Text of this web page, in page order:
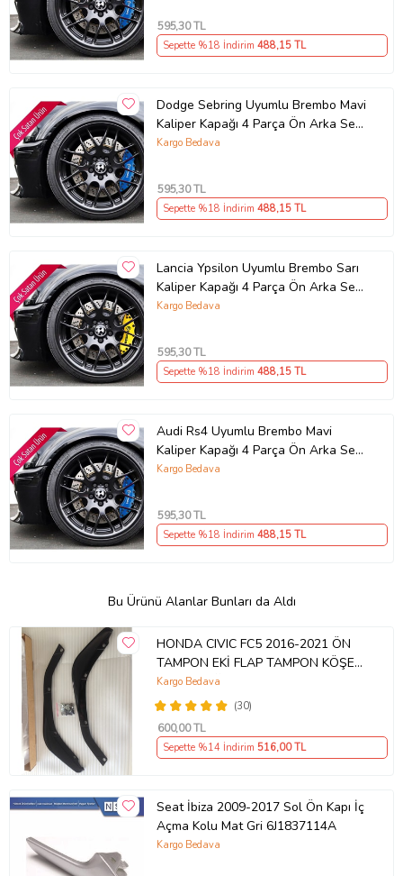
595,30 TL
Sepette %18 İndirim 488,15 TL
Dodge Sebring Uyumlu Brembo Mavi
Kaliper Kapağı 4 Parça Ön Arka Set
(Karışık)
Kargo Bedava
595,30 TL
Sepette %18 İndirim 488,15 TL
Lancia Ypsilon Uyumlu Brembo Sarı
Kaliper Kapağı 4 Parça Ön Arka Set
(Karışık)
Kargo Bedava
595,30 TL
Sepette %18 İndirim 488,15 TL
Audi Rs4 Uyumlu Brembo Mavi
Kaliper Kapağı 4 Parça Ön Arka Set
(Karışık)
Kargo Bedava
595,30 TL
Sepette %18 İndirim 488,15 TL
Bu Ürünü Alanlar Bunları da Aldı
HONDA CIVIC FC5 2016-2021 ÖN
TAMPON EKİ FLAP TAMPON KÖŞESİ
TAKIM SAĞ SOL KAMPANYA ŞOKK
FİYAT OEM
(30)
Kargo Bedava
600,00 TL
Sepette %14 İndirim 516,00 TL
Seat İbiza 2009-2017 Sol Ön Kapı İç
Açma Kolu Mat Gri 6J1837114A
Kargo Bedava